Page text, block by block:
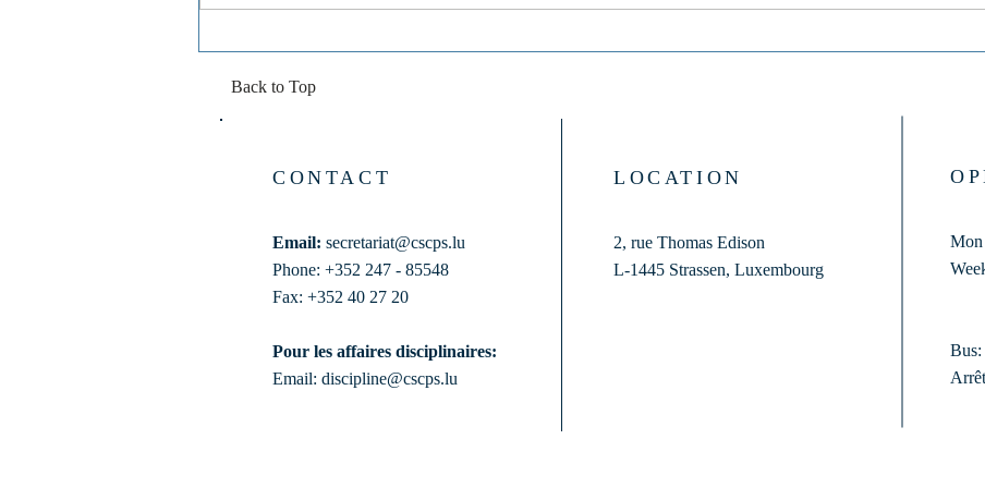
de la Recherche et de...
du
Back to Top
CONTACT LOCATION
Email: secretariat@cscps.lu
Phone: +352 247 - 85548
Fax: +352 40 27 20
Pour les affaires disciplinaires:
Email: discipline@cscps.lu
2, rue Thomas Edison
L-1445 Strassen, Luxembourg
Mon
Bus: